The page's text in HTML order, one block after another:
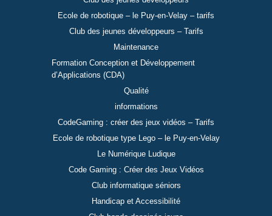
Ecole de robotique – le Puy-en-Velay – tarifs
Club des jeunes développeurs – Tarifs
Maintenance
Formation Conception et Développement
d’Applications (CDA)
Qualité
informations
CodeGaming : créer des jeux vidéos – Tarifs
Ecole de robotique type Lego – le Puy-en-Velay
Le Numérique Ludique
Code Gaming : Créer des Jeux Vidéos
Club informatique séniors
Handicap et Accessibilité